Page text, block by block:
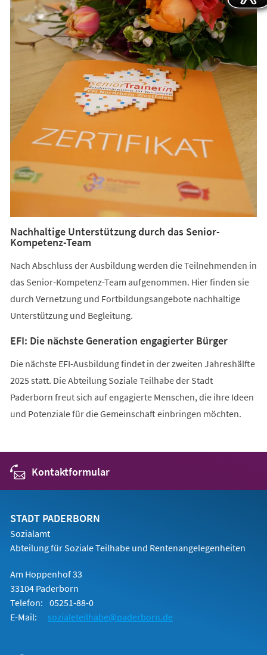
Nachhaltige Unterstützung durch das Senior-
Kompetenz-Team
Nach Abschluss der Ausbildung werden die Teilnehmenden in
das Senior-Kompetenz-Team aufgenommen. Hier finden sie
durch Vernetzung und Fortbildungsangebote nachhaltige
Unterstützung und Begleitung.
EFI: Die nächste Generation engagierter Bürger
Die nächste EFI-Ausbildung findet in der zweiten Jahreshälfte
2025 statt. Die Abteilung Soziale Teilhabe der Stadt
Paderborn freut sich auf engagierte Menschen, die ihre Ideen
und Potenziale für die Gemeinschaft einbringen möchten.
Kontaktformular
STADT PADERBORN
Sozialamt
Abteilung für Soziale Teilhabe und Rentenangelegenheiten
Am Hoppenhof 33
33104 Paderborn
Telefon: 05251-88-0
E-Mail:
sozialeteilhabe@paderborn.de